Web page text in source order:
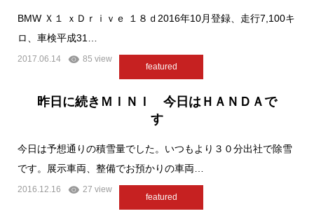
BMW Ｘ１ ｘＤｒｉｖｅ １８ｄ2016年10月登録、走行7,100キ
ロ、車検平成31…
2017.06.14 85 view
featured
昨日に続きＭＩＮＩ 今日はＨＡＮＤＡで
す
今日は予想通りの積雪量でした。いつもより３０分出社で除雪
です。展示車両、整備でお預かりの車両…
2016.12.16 27 view
featured